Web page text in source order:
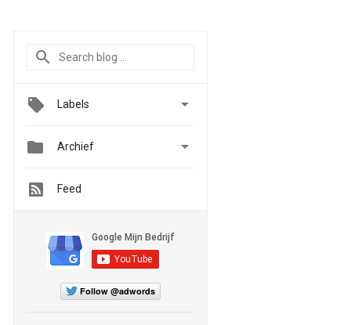
Labels 
 Archief 
Feed
Follow @adwords